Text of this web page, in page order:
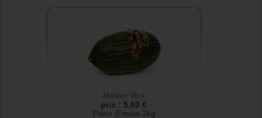
Melon Vert
prix : 5,60 €
Pièce (Envion 2kg